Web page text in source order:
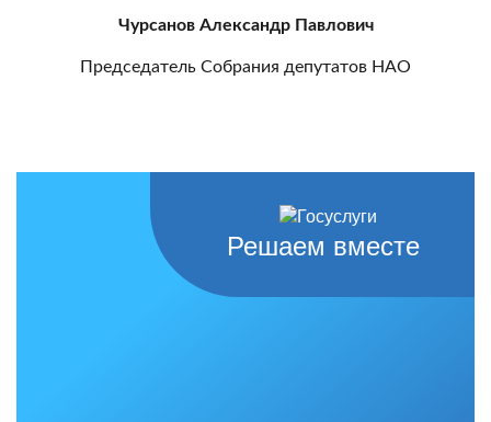
Чурсанов Александр Павлович
Председатель Собрания депутатов НАО
Решаем вместе